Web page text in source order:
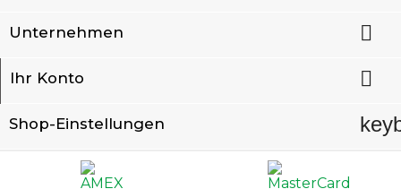
Unternehmen 
Ihr Konto 
Shop-Einstellungen